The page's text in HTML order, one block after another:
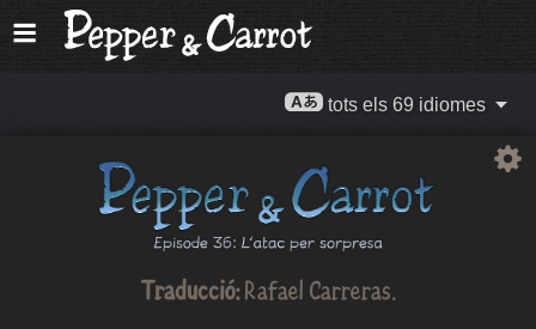
tots els 69 idiomes
Traducció:Rafael Carreras.